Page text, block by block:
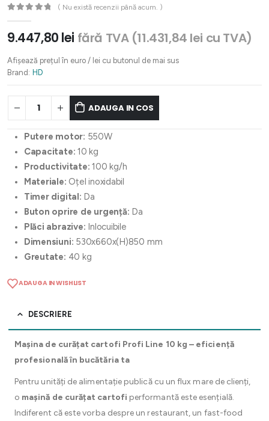
( Nu există recenzii până acum. )
9.447,80 lei fără TVA (11.431,84 lei cu TVA)
Afișează prețul în euro / lei cu butonul de mai sus
Brand: HD
ADAUGA IN COS
Putere motor: 550W
Capacitate: 10 kg
Productivitate: 100 kg/h
Materiale: Oțel inoxidabil
Timer digital: Da
Buton oprire de urgență: Da
Plăci abrazive: Inlocuibile
Dimensiuni: 530x660x(H)850 mm
Greutate: 40 kg
ADAUGA IN WISHLIST
DESCRIERE
Mașina de curățat cartofi Profi Line 10 kg – eficiență
profesională în bucătăria ta
Pentru unități de alimentație publică cu un flux mare de clienți,
o mașină de curățat cartofi performantă este esențială.
Indiferent că este vorba despre un restaurant, un fast-food